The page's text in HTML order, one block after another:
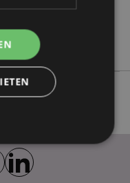
Leistungs